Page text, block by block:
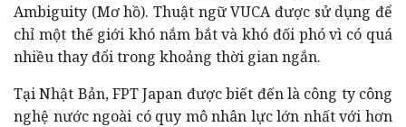
Ambiguity (Mơ hồ). Thuật ngữ VUCA được sử dụng để
chỉ một thế giới khó nắm bắt và khó đối phó vì có quá
nhiều thay đổi trong khoảng thời gian ngắn.
Tại Nhật Bản, FPT Japan được biết đến là công ty công
nghệ nước ngoài có quy mô nhân lực lớn nhất với hơn